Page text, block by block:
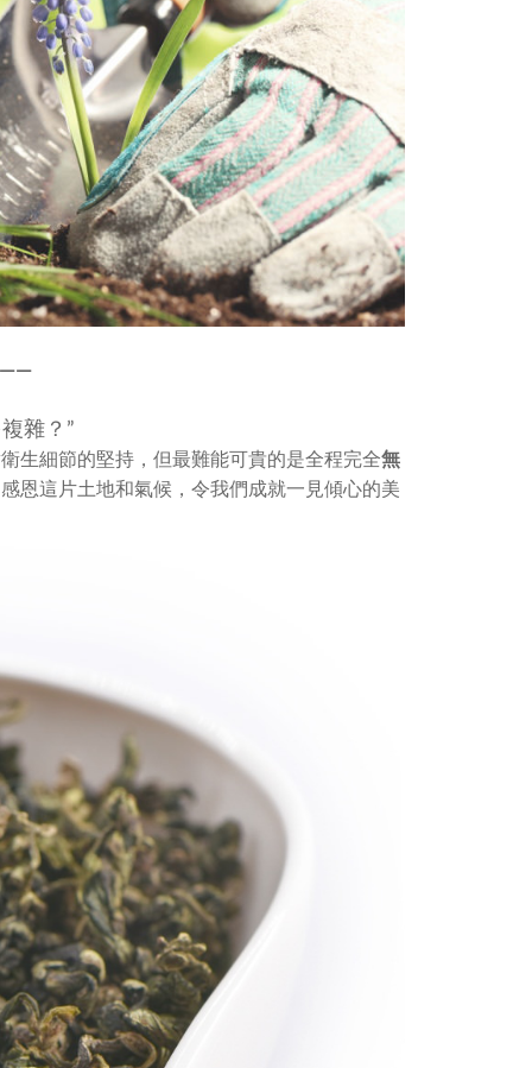
—
雜？”
生細節的堅持，但最難能可貴的是全程完全無
感恩這片土地和氣候，令我們成就一見傾心的美